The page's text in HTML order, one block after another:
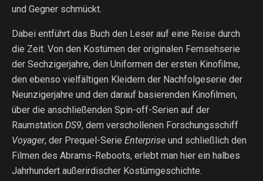
und Gegner schmückt.
Dabei entführt das Buch den Leser auf eine Reise durch
die Zeit. Von den Kostümen der originalen Fernsehserie
der Sechzigerjahre, den Uniformen der ersten Kinofilme,
den ebenso vielfältigen Kleidern der Nachfolgeserie der
Neunzigerjahre und den darauf basierenden Kinofilmen,
über die anschließenden Spin-off-Serien auf der
Raumstation DS9, dem verschollenen Forschungsschiff
Voyager, der Prequel-Serie Enterprise und schließlich den
Filmen des Abrams-Reboots, erlebt man hier ein halbes
Jahrhundert außerirdischer Kostümgeschichte.